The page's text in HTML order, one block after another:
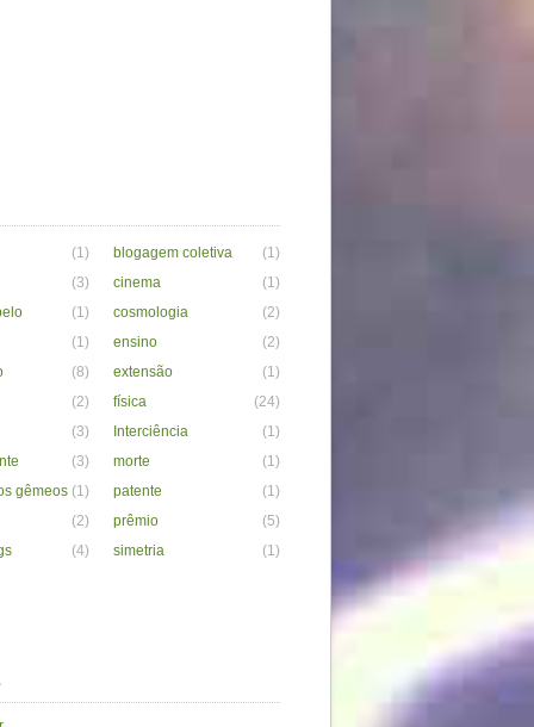
(1) blogagem coletiva
(1)
(3)
cinema
(1)
(1) cosmologia
(2)
(1)
ensino
(2)
(8) extensão
(1)
(2)
física
(24)
(3)
Interciência
(1)
(3) morte
(1)
gêmeos (1) patente
(1)
(2)
prêmio
(5)
(4) simetria (1)